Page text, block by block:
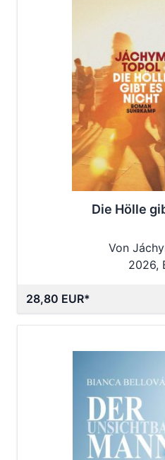
Die Hölle
Von
2026,
28,80 EUR